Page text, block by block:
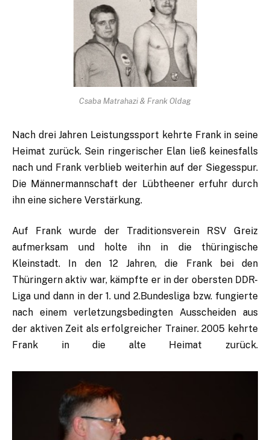
Csaba Matrahazi & Frank Oldag
Nach drei Jahren Leistungssport kehrte Frank in seine
Heimat zurück. Sein ringerischer Elan ließ keinesfalls
nach und Frank verblieb weiterhin auf der Siegesspur.
Die Männermannschaft der Lübtheener erfuhr durch
ihn eine sichere Verstärkung.
Auf Frank wurde der Traditionsverein RSV Greiz
aufmerksam und holte ihn in die thüringische
Kleinstadt. In den 12 Jahren, die Frank bei den
Thüringern aktiv war, kämpfte er in der obersten DDR-
Liga und dann in der 1. und 2.Bundesliga bzw. fungierte
nach einem verletzungsbedingten Ausscheiden aus
der aktiven Zeit als erfolgreicher Trainer. 2005 kehrte
Frank in die alte Heimat zurück.